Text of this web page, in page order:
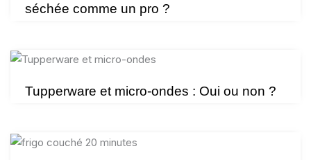
séchée comme un pro ?
Tupperware et micro-ondes : Oui ou non ?